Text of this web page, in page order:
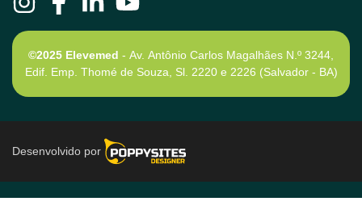
©2025 Elevemed - Av. Antônio Carlos Magalhães N.º 3244,
Edif. Emp. Thomé de Souza, Sl. 2220 e 2226 (Salvador - BA)
Desenvolvido por